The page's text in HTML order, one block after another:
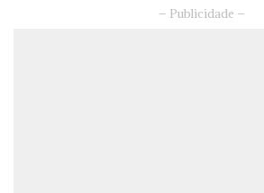
– Publicidade –